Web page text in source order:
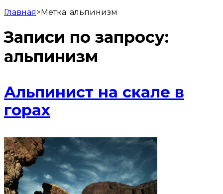
Главная>Метка: альпинизм
Записи по запросу:
альпинизм
Альпинист на скале в
горах